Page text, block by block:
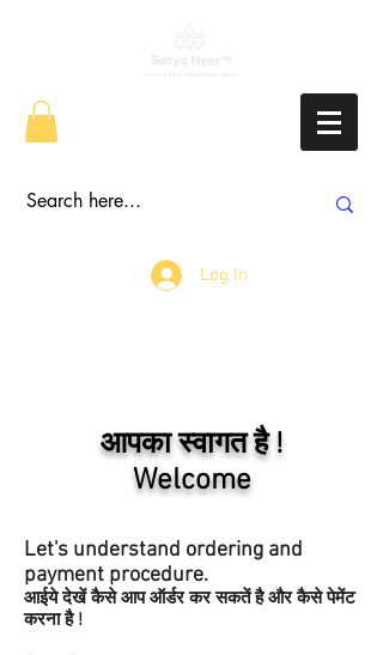
Log In
आपका स्वागत है !
Welcome
Let's understand ordering and
payment procedure.
आईये देखें कैसे आप ऑर्डर कर सकतें है और कैसे पेमेंट
करना है !